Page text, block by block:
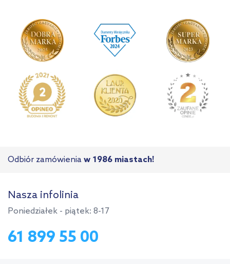
Odbiór zamówienia w 1986 miastach!
Nasza infolinia
Poniedziałek - piątek: 8-17
61 899 55 00